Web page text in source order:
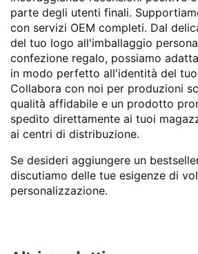
parte degli utenti finali.
con servizi OEM completi. Dal
del tuo logo all'imballaggio
confezione regalo, possiamo
in modo perfetto all'identità del
Collabora con noi per produzioni
qualità affidabile e un prodotto
spedito direttamente ai tuoi
ai centri di distribuzione.
Se desideri aggiungere un
discutiamo delle tue esigenze di
personalizzazione.